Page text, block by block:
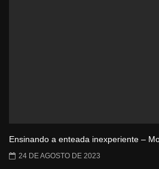
Ensinando a enteada inexperiente –
24 DE AGOSTO DE 2023